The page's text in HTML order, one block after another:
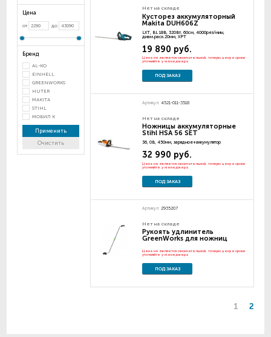
Цена
от до
Бренд
AL-KO
EINHELL
GREENWORKS
HUTER
MAKITA
STIHL
МОБИЛ К
Применить
Очистить
Нет на складе
Кусторез аккумуляторный
Makita DUH606Z
LXT, BL 18В, 320Вт, 60см, 4000рез/мин,
диам.раск.20мм, XPT
19 890 руб.
Цена не является окончательной, точную цену и сроки
уточняйте у менеджера
ПОД ЗАКАЗ
Артикул: 4521-011-3518
Нет на складе
Ножницы аккумуляторные
Stihl HSA 56 SET
36, 0В, 450мм, зарядное+аккумулятор
32 990 руб.
Цена не является окончательной, точную цену и сроки
уточняйте у менеджера
ПОД ЗАКАЗ
Артикул: 2935207
Нет на складе
Рукоять удлинитель
GreenWorks для ножниц
Цена не является окончательной, точную цену и сроки
уточняйте у менеджера
ПОД ЗАКАЗ
1 2